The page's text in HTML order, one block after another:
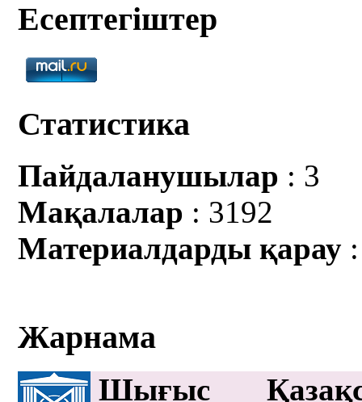
Есептегіштер
Статистика
Пайдаланушылар : 3
Мақалалар : 3192
Материалдарды қарау
Жарнама
Шығыс